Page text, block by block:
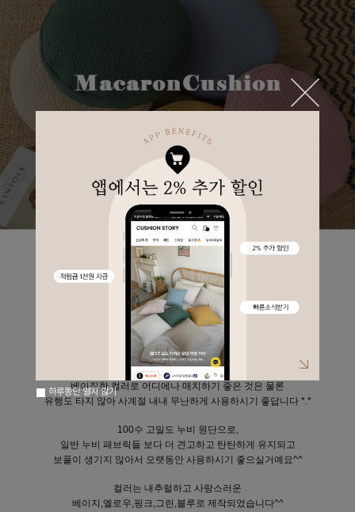
Macaron, 마카롱 누비 원형 방석
사랑스러운 마카롱을 닮은 원형 방석을 소개해드려요^^
색감부터 소재까지 너무너무 마음에 들었던 아이라,
고객님들께 꼭 추천드리고 싶은 아이에요.
따듯한 분위기를 연출하시기에도 좋구요,
베이직한 컬러로 어디에나 매치하기 좋은 것은 물론
유행도 타지 않아 사계절 내내 무난하게 사용하시기 좋답니다 *.*
100수 고밀도 누비 원단으로,
일반 누비 패브릭들 보다 더 견고하고 탄탄하게 유지되고
보풀이 생기지 않아서 오랫동안 사용하시기 좋으실거예요^^
컬러는 내추럴하고 사랑스러운
베이지,옐로우,핑크,그린,블루로 제작되었습니다^^
하루동안 열지 않기